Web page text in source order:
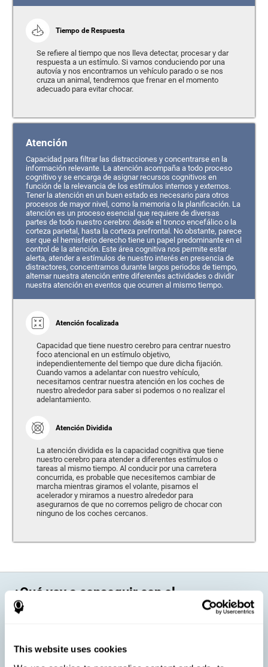
This website uses cookies
Tiempo de Respuesta
Se refiere al tiempo que nos lleva detectar, procesar y dar
respuesta a un estímulo. Si vamos conduciendo por una
autovía y nos encontramos un vehículo parado o se nos
cruza un animal, tendremos que frenar en el momento
adecuado para evitar chocar.
Atención
Capacidad para filtrar las distracciones y concentrarse en la
información relevante. La atención acompaña a todo proceso
cognitivo y se encarga de asignar recursos cognitivos en
función de la relevancia de los estímulos internos y externos.
Tener la atención en un buen estado es necesario para otros
procesos de mayor nivel, como la memoria o la planificación. La
atención es un proceso esencial que requiere de diversas
partes de todo nuestro cerebro: desde el tronco encefálico o la
corteza parietal, hasta la corteza prefrontal. No obstante, parece
ser que el hemisferio derecho tiene un papel predominante en el
control de la atención. Este área cognitiva nos permite estar
alerta, atender a estímulos de nuestro interés en presencia de
distractores, concentrarnos durante largos periodos de tiempo,
alternar nuestra atención entre diferentes actividades o dividir
nuestra atención en eventos que ocurren al mismo tiempo.
Atención focalizada
Capacidad que tiene nuestro cerebro para centrar nuestro
foco atencional en un estímulo objetivo,
independientemente del tiempo que dure dicha fijación.
Cuando vamos a adelantar con nuestro vehículo,
necesitamos centrar nuestra atención en los coches de
nuestro alrededor para saber si podemos o no realizar el
adelantamiento.
Atención Dividida
La atención dividida es la capacidad cognitiva que tiene
nuestro cerebro para atender a diferentes estímulos o
tareas al mismo tiempo. Al conducir por una carretera
concurrida, es probable que necesitemos cambiar de
marcha mientras giramos el volante, pisamos el
acelerador y miramos a nuestro alrededor para
asegurarnos de que no corremos peligro de chocar con
ninguno de los coches cercanos.
¿Qué voy a conseguir con el
entrenamiento cerebral de CogniFit?
conducir, algunas personas pueden tener una mayor facilidad para